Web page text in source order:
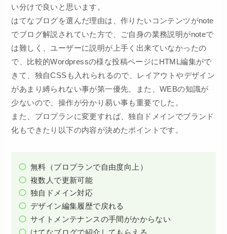
い分けで良いと思います。
はてなブログを選んだ理由は、作りたいコンテンツがnote
でブログ解説されていた方で、ご自身の業務説明がnoteで
は難しく、ユーザーに説明が上手く出来ていなかったの
で、比較的Wordpressの様な投稿ページにHTML編集がで
きて、独自CSSも入れられるので、レイアウトやデザイン
があまり縛られない事が第一優先。また、WEBの知識が
少ないので、操作が分かり易い事も重要でした。
また、プロプランに変更すれば、独自ドメインでブランド
化もできたり以下の内容が決めたポイントです。
無料（プロプランで自由度向上）
複数人で更新可能
独自ドメイン対応
デザイン編集履歴で戻れる
サイトメンテナンスの手間がかからない
はてなブログで紹介してもらえる